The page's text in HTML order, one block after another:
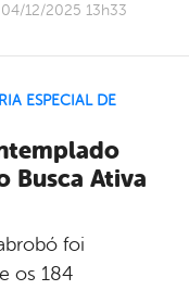
12/2025 13h33
ESPECIAL DE
Busca Ativa
foi
os 184